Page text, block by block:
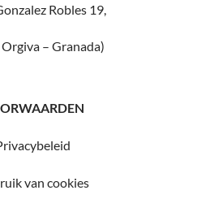
Robles 19,
– Granada)
van cookies